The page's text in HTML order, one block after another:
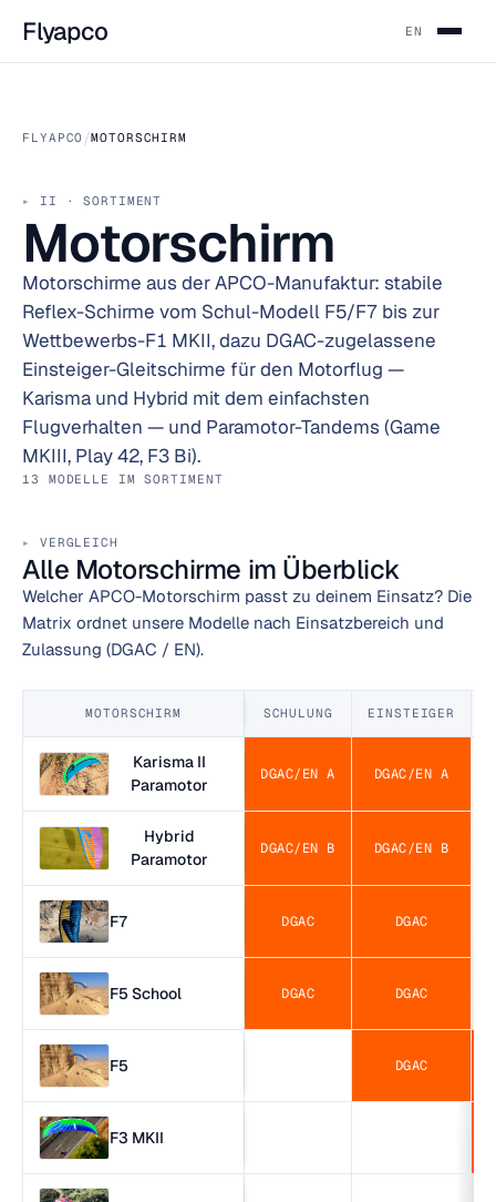
Flyapco EN
FLYAPCO/MOTORSCHIRM
II · SORTIMENT
Motorschirm
Motorschirme aus der APCO-Manufaktur: stabile
Reflex-Schirme vom Schul-Modell F5/F7 bis zur
Wettbewerbs-F1 MKII, dazu DGAC-zugelassene
Einsteiger-Gleitschirme für den Motorflug —
Karisma und Hybrid mit dem einfachsten
Flugverhalten — und Paramotor-Tandems (Game
MKIII, Play 42, F3 Bi).
13 MODELLE IM SORTIMENT
VERGLEICH
Alle Motorschirme im Überblick
Welcher APCO-Motorschirm passt zu deinem Einsatz? Die
Matrix ordnet unsere Modelle nach Einsatzbereich und
Zulassung (DGAC / EN).
MOTORSCHIRM SCHULUNG EINSTEIGER
Karisma II
Paramotor
DGAC/EN A DGAC/EN A
Hybrid
Paramotor
DGAC/EN B DGAC/EN B
F7 DGAC DGAC
F5 School DGAC DGAC
F5 DGAC
F3 MKII